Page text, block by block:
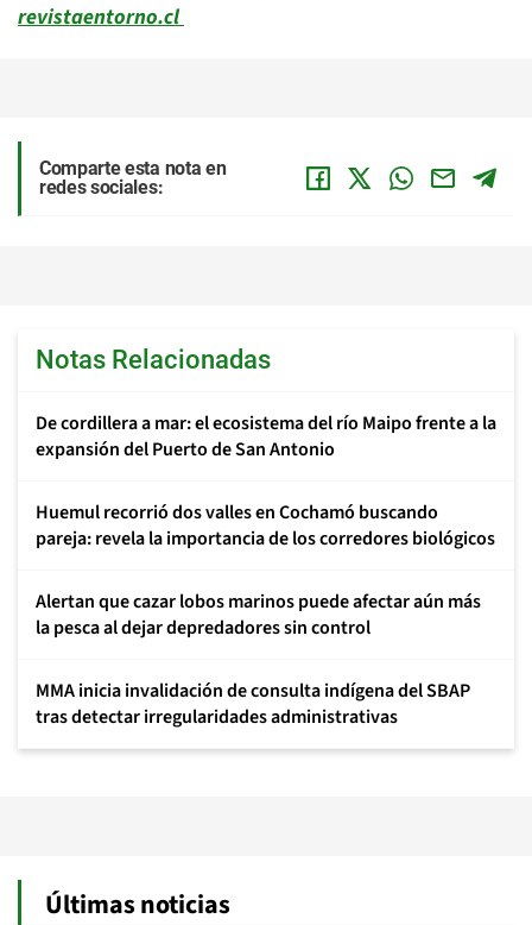
revistaentorno.cl
Comparte esta nota en
redes sociales:
Notas Relacionadas
De cordillera a mar: el ecosistema del río Maipo frente a la
expansión del Puerto de San Antonio
Huemul recorrió dos valles en Cochamó buscando
pareja: revela la importancia de los corredores biológicos
Alertan que cazar lobos marinos puede afectar aún más
la pesca al dejar depredadores sin control
MMA inicia invalidación de consulta indígena del SBAP
tras detectar irregularidades administrativas
Últimas noticias